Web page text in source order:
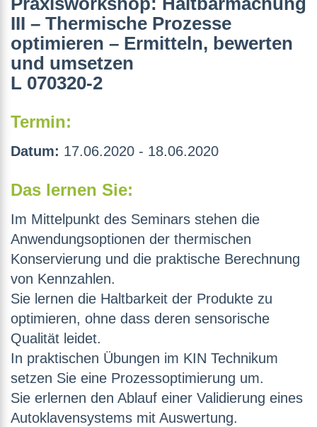
III – Thermische Prozesse
optimieren – Ermitteln, bewerten
und umsetzen
L 070320-2
Termin:
Datum: 17.06.2020 - 18.06.2020
Das lernen Sie:
Im Mittelpunkt des Seminars stehen die
Anwendungsoptionen der thermischen
Konservierung und die praktische Berechnung
von Kennzahlen.
Sie lernen die Haltbarkeit der Produkte zu
optimieren, ohne dass deren sensorische
Qualität leidet.
In praktischen Übungen im KIN Technikum
setzen Sie eine Prozessoptimierung um.
Sie erlernen den Ablauf einer Validierung eines
Autoklavensystems mit Auswertung.